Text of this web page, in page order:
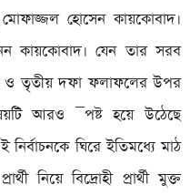
হোসেন কায়কোবাদ।
কায়কোবাদ। যেন তার সরব
ও তৃতীয় দফা ফলাফলের উপর
আরও ¯পষ্ট হয়ে উঠেছে
ঘিরে ইতিমধ্যে মাঠ
নিয়ে বিদ্রোহী প্রার্থী মুক্ত